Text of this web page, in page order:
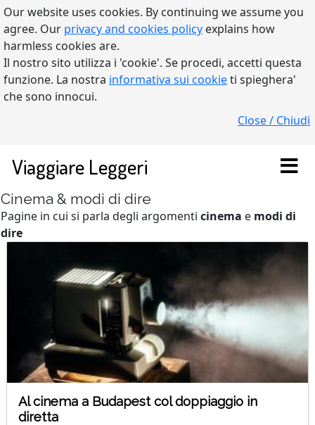
Our website uses cookies. By continuing we assume you
agree. Our privacy and cookies policy explains how
harmless cookies are.
Il nostro sito utilizza i 'cookie'. Se procedi, accetti questa
funzione. La nostra informativa sui cookieti spieghera'
che sono innocui.
Close / Chiudi
Viaggiare Leggeri
Cinema & modi di dire
Pagine in cui si parla degli argomenti cinema e modi di
dire
Al cinema a Budapest col doppiaggio in
diretta